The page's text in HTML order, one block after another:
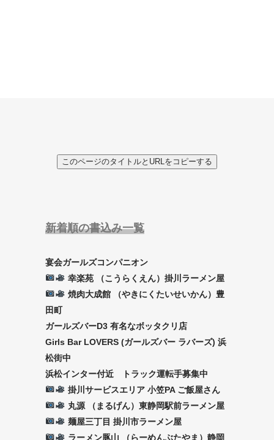
このページのタイトルとURLをコピーする
新着順の書込み一覧
宴会ガールズコンパニオン
幸楽苑 （こうらくえん）掛川ラーメン屋
焼肉大成館 （やきにくたいせいかん）豊
田町
ガールズバーD3 有名なボッタクリ店
Girls Bar LOVERS (ガールズバー ラバーズ) 浜
松街中
浜松インター付近 トラック運転手募集中
掛川サービスエリア 小笠PA ご飯屋さん
丸源 （まるげん）東静岡駅前ラーメン屋
麺屋三丁目 掛川市ラーメン屋
ラーメン豚山 （らーめんぶたやま）静岡